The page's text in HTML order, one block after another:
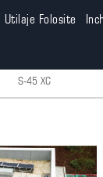
Utilaje Folosite
S-45 XC